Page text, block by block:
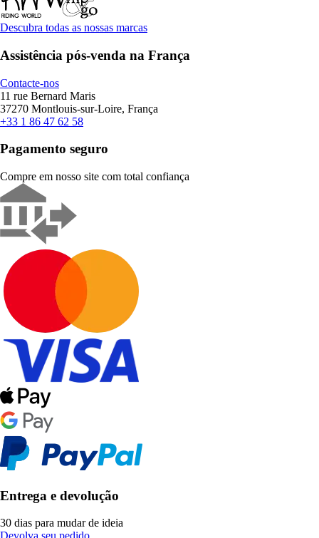
Descubra todas as nossas marcas
Assistência pós-venda na França
Contacte-nos
11 rue Bernard Maris
37270 Montlouis-sur-Loire, França
+33 1 86 47 62 58
Pagamento seguro
Compre em nosso site com total confiança
Entrega e devolução
30 dias para mudar de ideia